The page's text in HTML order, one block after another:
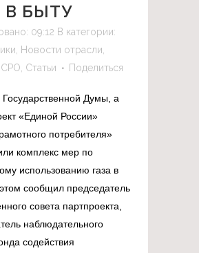
В БЫТУ
09:12 В категории:
Новости отрасли
СРО Статьи Поделиться
Государственной Думы, а
«Единой России»
потребителя»
комплекс мер по
использованию газа в
сообщил председатель
совета партпроекта,
наблюдательного
содействия